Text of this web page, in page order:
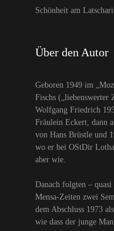
Schönheit am
Über den Autor
Geboren 1949 im
Fischs („liebenswerter
Wolfgang Friedrich
Fräulein Eckert, dann
von Hans Brüstle und
wo er bei OStDir
aber wie.
Danach folgten –
Mensa-Zeiten zwei
dem Abschluss 1973
wie dass der junge